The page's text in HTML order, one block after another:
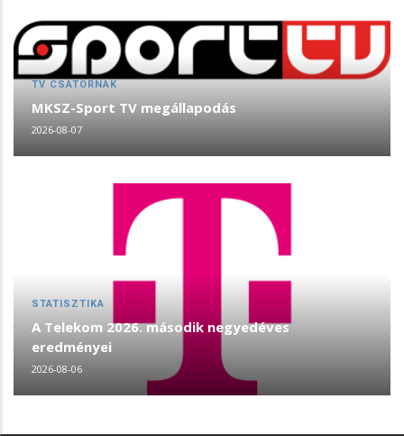
TV CSATORNÁK
MKSZ-Sport TV megállapodás
2026-08-07
STATISZTIKA
A Telekom 2026. második negyedéves
eredményei
2026-08-06